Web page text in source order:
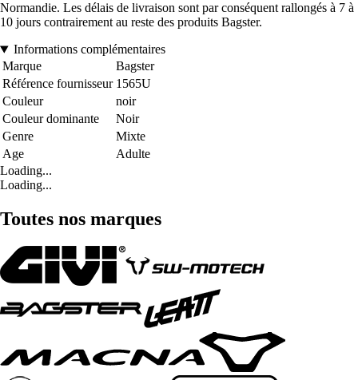
Normandie. Les délais de livraison sont par conséquent rallongés à 7 à
10 jours contrairement au reste des produits Bagster.
Informations complémentaires
Marque
Bagster
Référence fournisseur 1565U
Couleur
noir
Couleur dominante
Noir
Genre
Mixte
Age
Adulte
Loading...
Loading...
Toutes nos marques